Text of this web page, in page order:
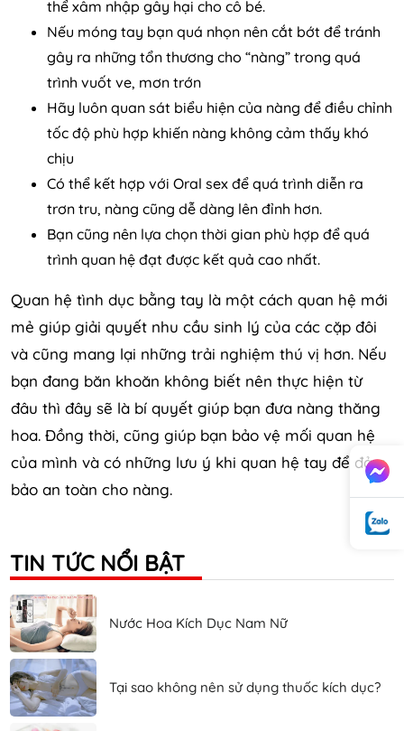
thể xâm nhập gây hại cho cô bé.
Nếu móng tay bạn quá nhọn nên cắt bớt để tránh
gây ra những tổn thương cho “nàng” trong quá
trình vuốt ve, mơn trớn
Hãy luôn quan sát biểu hiện của nàng để điều chỉnh
tốc độ phù hợp khiến nàng không cảm thấy khó
chịu
Có thể kết hợp với Oral sex để quá trình diễn ra
trơn tru, nàng cũng dễ dàng lên đỉnh hơn.
Bạn cũng nên lựa chọn thời gian phù hợp để quá
trình quan hệ đạt được kết quả cao nhất.
Quan hệ tình dục bằng tay là một cách quan hệ mới
mẻ giúp giải quyết nhu cầu sinh lý của các cặp đôi
và cũng mang lại những trải nghiệm thú vị hơn. Nếu
bạn đang băn khoăn không biết nên thực hiện từ
đâu thì đây sẽ là bí quyết giúp bạn đưa nàng thăng
hoa. Đồng thời, cũng giúp bạn bảo vệ mối quan hệ
của mình và có những lưu ý khi quan hệ tay để đảm
bảo an toàn cho nàng.
TIN TỨC NỔI BẬT
Nước Hoa Kích Dục Nam Nữ
Tại sao không nên sử dụng thuốc kích dục?